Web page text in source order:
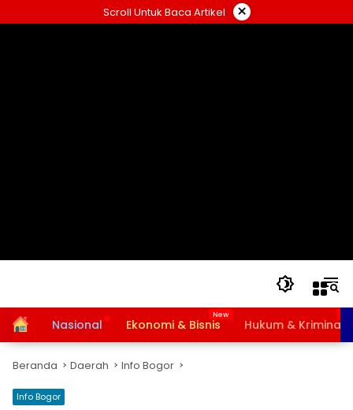
ke
Scroll Untuk Baca Artikel ×
HomeNasional Ekonomi & Bisnis Hukum & Kriminal
Beranda Daerah Info Bogor
Info Bogor